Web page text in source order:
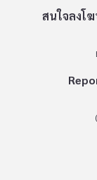
สนใจลงโ